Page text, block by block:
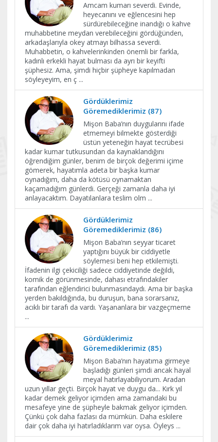
Amcam kumarı severdi. Evinde,
heyecanını ve eğlencesini hep
sürdürebileceğine inandığı o kahve
muhabbetine meydan verebileceğini gördüğünden,
arkadaşlarıyla okey atmayı bilhassa severdi.
Muhabbetin, o kahvelerinkinden önemli bir farkla,
kadınlı erkekli hayat bulması da ayrı bir keyifti
şüphesiz. Ama, şimdi hiçbir şüpheye kapılmadan
söyleyeyim, en ç ...
Gördüklerimiz
Göremediklerimiz (87)
Mişon Baba’nın duygularını ifade
etmemeyi bilmekte gösterdiği
üstün yeteneğin hayat tecrübesi
kadar kumar tutkusundan da kaynaklandığını
öğrendiğim günler, benim de birçok değerimi içime
gömerek, hayatımla adeta bir başka kumar
oynadığım, daha da kötüsü oynamaktan
kaçamadığım günlerdi. Gerçeği zamanla daha iyi
anlayacaktım. Dayatılanlara teslim olm ...
Gördüklerimiz
Göremediklerimiz (86)
Mişon Baba’nın seyyar ticaret
yaptığını büyük bir ciddiyetle
söylemesi beni hep etkilemişti.
İfadenin ilgi çekiciliği sadece ciddiyetinde değildi,
komik de görünmesinde, dahası etrafındakiler
tarafından eğlendirici bulunmasındaydı. Ama bir başka
yerden bakıldığında, bu duruşun, bana sorarsanız,
acıklı bir tarafı da vardı. Yaşananlara bir vazgeçmeme
...
Gördüklerimiz
Göremediklerimiz (85)
Mişon Baba’nın hayatıma girmeye
başladığı günleri şimdi ancak hayal
meyal hatırlayabiliyorum. Aradan
uzun yıllar geçti. Birçok hayat ve duygu da... Kırk yıl
kadar demek geliyor içimden ama zamandaki bu
mesafeye yine de şüpheyle bakmak geliyor içimden.
Çünkü çok daha fazlası da mümkün. Daha eskilere
dair çok daha iyi hatırladıklarım var oysa. Öyleys ...